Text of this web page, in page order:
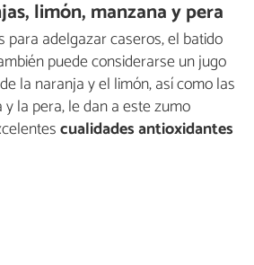
limón, manzana y pera
para adelgazar caseros, el batido
puede considerarse un jugo
la naranja y el limón, así como las
la pera, le dan a este zumo
cualidades antioxidantes